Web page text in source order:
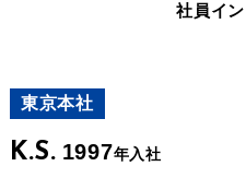
社員イ
東京本社
K.S. 1997年入社